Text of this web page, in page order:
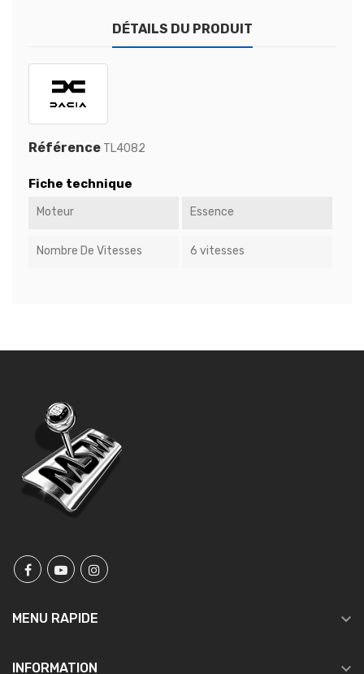
DÉTAILS DU PRODUIT
Référence TL4082
Fiche technique
Moteur Essence
Nombre De Vitesses 6 vitesses
MENU RAPIDE 
INFORMATION 